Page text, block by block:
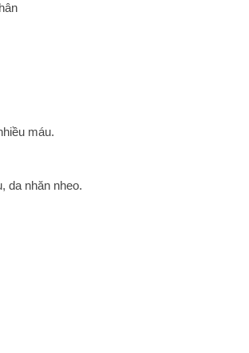
máu.
da nhăn nheo.